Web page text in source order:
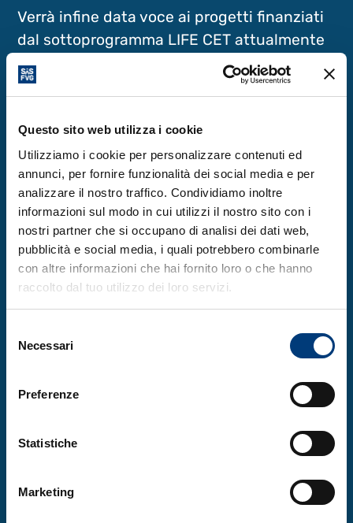
Questo sito web utilizza i cookie
Utilizziamo i cookie per personalizzare contenuti ed
annunci, per fornire funzionalità dei social media e per
analizzare il nostro traffico. Condividiamo inoltre
informazioni sul modo in cui utilizzi il nostro sito con i
nostri partner che si occupano di analisi dei dati web,
pubblicità e social media, i quali potrebbero combinarle
con altre informazioni che hai fornito loro o che hanno
raccolto dal tuo utilizzo dei loro servizi.
delNecessari
Preferenze
Statistiche
Marketing
Verrà infine data voce ai progetti finanziati
dal sottoprogramma LIFE CET attualmente
in fase di implementazione in Friuli Venezia
Giulia, attraverso la presentazione di
dirette dei soggetti coinvolti, con l’obiettivo
di valorizzare risultati, approcci e buone
pratiche nel campo della gestione
progettuale.
L’evento è in italiano.
L’evento è aperto a tutti i potenziali
beneficiari del Programma del Friuli Venezia
Iscriviti al webinar - entro il